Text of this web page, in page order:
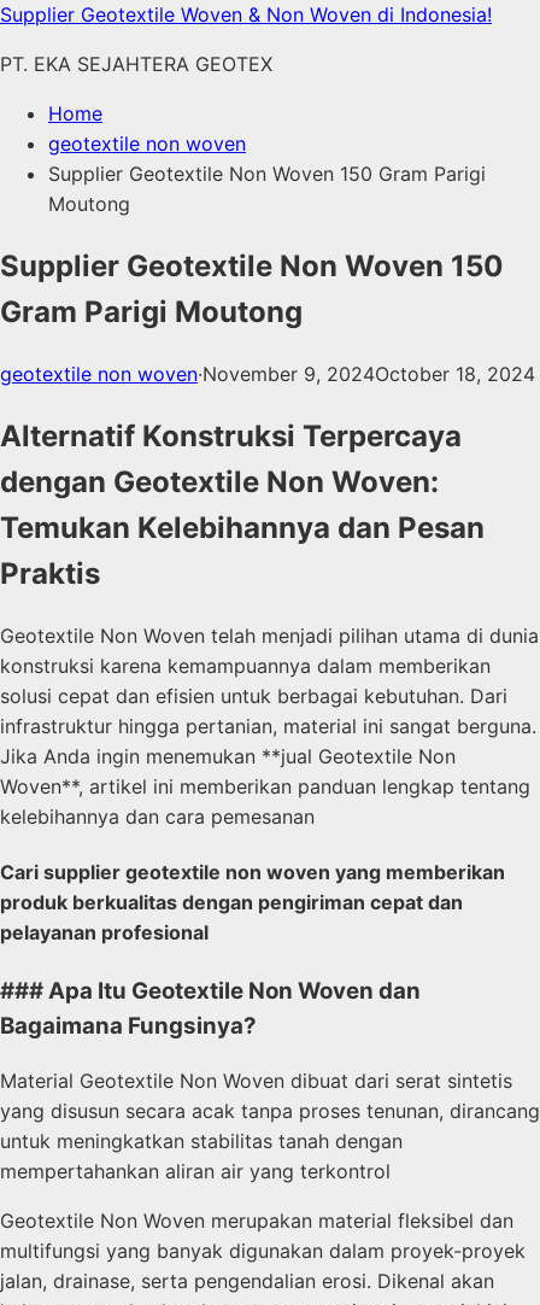
Skip
content
Supplier Geotextile Woven & Non Woven di Indonesia!
PT. EKA SEJAHTERA GEOTEX
Home
geotextile non woven
Supplier Geotextile Non Woven 150 Gram Parigi
Moutong
Supplier Geotextile Non Woven 150
Gram Parigi Moutong
geotextile non woven·November 9, 2024October 18, 2024
Alternatif Konstruksi Terpercaya
dengan Geotextile Non Woven:
Temukan Kelebihannya dan Pesan
Praktis
Geotextile Non Woven telah menjadi pilihan utama di dunia
konstruksi karena kemampuannya dalam memberikan
solusi cepat dan efisien untuk berbagai kebutuhan. Dari
infrastruktur hingga pertanian, material ini sangat berguna.
Jika Anda ingin menemukan **jual Geotextile Non
Woven**, artikel ini memberikan panduan lengkap tentang
kelebihannya dan cara pemesanan
Cari supplier geotextile non woven yang memberikan
produk berkualitas dengan pengiriman cepat dan
pelayanan profesional
### Apa Itu Geotextile Non Woven dan
Bagaimana Fungsinya?
Material Geotextile Non Woven dibuat dari serat sintetis
yang disusun secara acak tanpa proses tenunan, dirancang
untuk meningkatkan stabilitas tanah dengan
mempertahankan aliran air yang terkontrol
Geotextile Non Woven merupakan material fleksibel dan
multifungsi yang banyak digunakan dalam proyek-proyek
jalan, drainase, serta pengendalian erosi. Dikenal akan